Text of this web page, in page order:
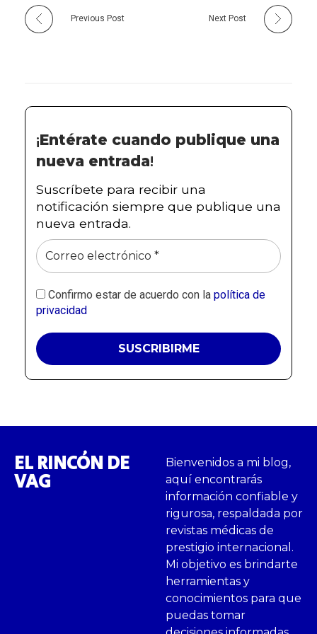
Previous Post Next Post
¡Entérate cuando publique una
nueva entrada!
Suscríbete para recibir una
notificación siempre que publique una
nueva entrada.
Confirmo estar de acuerdo con la política de
privacidad
EL RINCÓN DE
VAG
Bienvenidos a mi blog,
aquí encontrarás
información confiable y
rigurosa, respaldada por
revistas médicas de
prestigio internacional.
Mi objetivo es brindarte
herramientas y
conocimientos para que
puedas tomar